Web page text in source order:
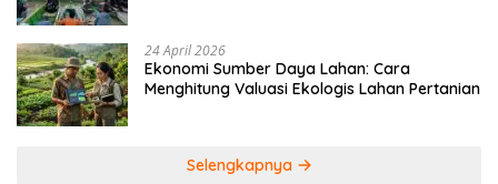
24 April 2026
Ekonomi Sumber Daya Lahan: Cara
Menghitung Valuasi Ekologis Lahan Pertanian
Selengkapnya